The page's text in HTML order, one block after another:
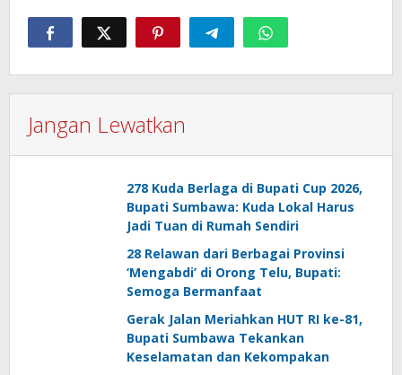
Jangan Lewatkan
278 Kuda Berlaga di Bupati Cup 2026,
Bupati Sumbawa: Kuda Lokal Harus
Jadi Tuan di Rumah Sendiri
28 Relawan dari Berbagai Provinsi
‘Mengabdi’ di Orong Telu, Bupati:
Semoga Bermanfaat
Gerak Jalan Meriahkan HUT RI ke-81,
Bupati Sumbawa Tekankan
Keselamatan dan Kekompakan